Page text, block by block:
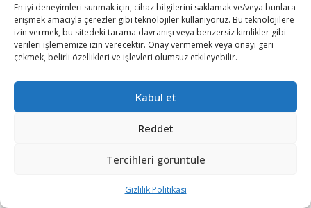
En iyi deneyimleri sunmak için, cihaz bilgilerini saklamak ve/veya bunlara
erişmek amacıyla çerezler gibi teknolojiler kullanıyoruz. Bu teknolojilere
izin vermek, bu sitedeki tarama davranışı veya benzersiz kimlikler gibi
verileri işlememize izin verecektir. Onay vermemek veya onayı geri
çekmek, belirli özellikleri ve işlevleri olumsuz etkileyebilir.
Kabul et
Reddet
Tercihleri görüntüle
Gizlilik Politikası
konuşlandıracağını ifade eden General Flynn bu
sistemlerin kara tabanlı Tomahawk ve SM-6 füzelerini
de içereceğini belirtti.
“Bu sistemleri test ettik ve bugün bir veya iki bataryaya
sahibiz. 2024’te bu sistemleri bölgeye yerleştirmeyi
söylemeyeceğim. Ama sadece onları